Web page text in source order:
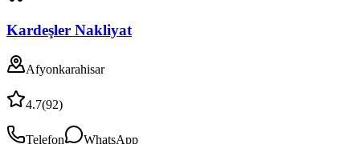
Kardeşler Nakliyat
Afyonkarahisar
4.7(92)
Telefon
WhatsApp